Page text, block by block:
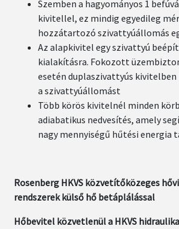
Szemben a hagyományos 1
kivitellel, ez mindig egyedileg
hozzátartozó szivattyúállomás
Az alapkivitel egy szivattyú
kialakításra. Fokozott
esetén duplaszivattyús
a szivattyúállomást
Több körös kivitelnél minden
adiabatikus nedvesítés, amely
nagy mennyiségű hűtési energia
Rosenberg HKVS közvetítőközeges
rendszerek külső hő betáplálással
Hőbevitel közvetlenül a HKVS